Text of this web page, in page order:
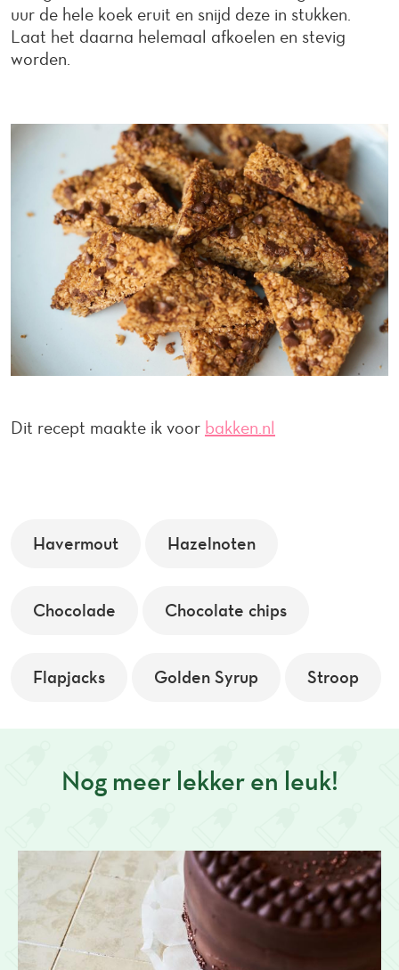
uur de hele koek eruit en snijd deze in stukken.
Laat het daarna helemaal afkoelen en stevig
worden.
Dit recept maakte ik voor bakken.nl
Havermout Hazelnoten
Chocolade Chocolate chips
Flapjacks Golden Syrup Stroop
Nog meer lekker en leuk!